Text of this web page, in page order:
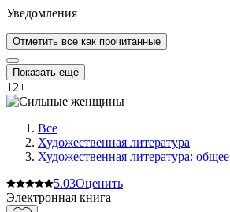
Уведомления
Отметить все как прочитанные
Показать ещё
12+
Все
Художественная литература
Художественная литература: общее
5.03Оценить
Электронная книга